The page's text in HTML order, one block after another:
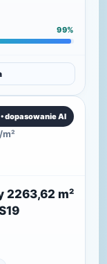
99%
dopasowanie AI
m²
2263,62 m²